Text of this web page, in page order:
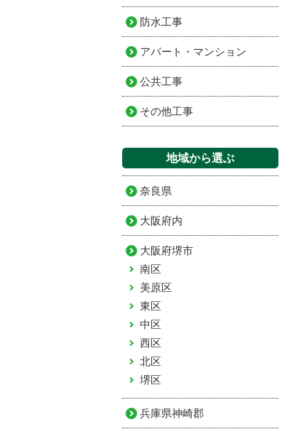
防水工事
アパート・マンション
公共工事
その他工事
地域から選ぶ
奈良県
大阪府内
大阪府堺市
南区
美原区
東区
中区
西区
北区
堺区
兵庫県神崎郡